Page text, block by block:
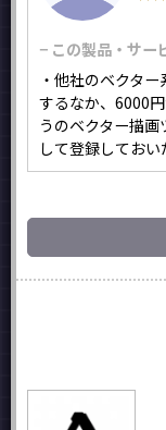
− この製品・サー
・他社のベクタ
するなか、6000
うのベクター描
して登録してお